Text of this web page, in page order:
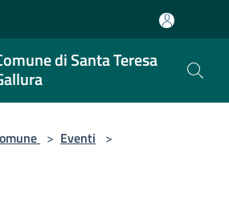
di Santa Teresa
> Eventi >